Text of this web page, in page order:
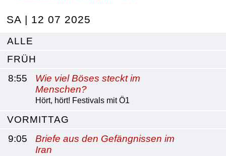
SA | 12 07 2025
ALLE
FRÜH
8:55
Wie viel Böses steckt im
Menschen?
Hört, hört! Festivals mit Ö1
VORMITTAG
9:05
Briefe aus den Gefängnissen im
Iran